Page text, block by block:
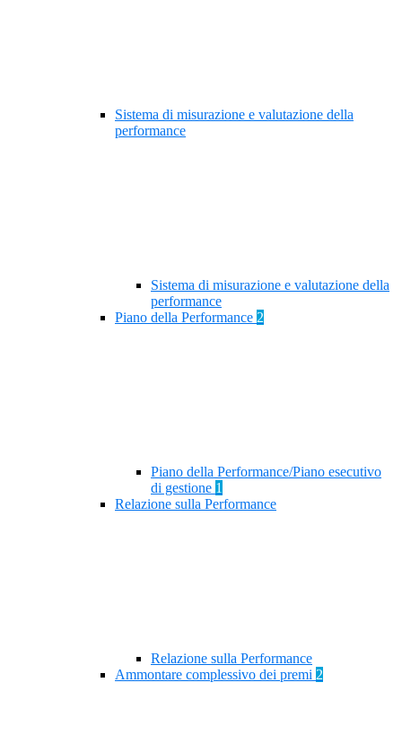
Sistema di misurazione e valutazione della
performance
Sistema di misurazione e valutazione della
performance
Piano della Performance 2
Piano della Performance/Piano esecutivo
di gestione 1
Relazione sulla Performance
Relazione sulla Performance
Ammontare complessivo dei premi 2